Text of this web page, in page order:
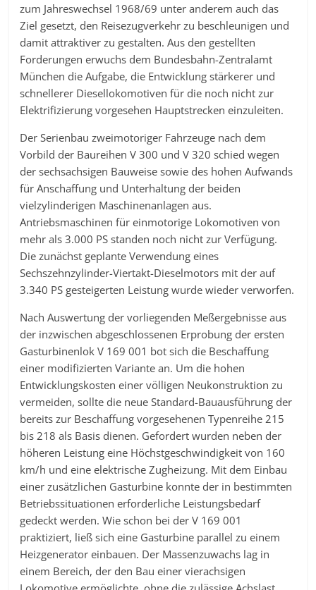
zum Jahreswechsel 1968/69 unter anderem auch das
Ziel gesetzt, den Reisezugverkehr zu beschleunigen und
damit attraktiver zu gestalten. Aus den gestellten
Forderungen erwuchs dem Bundesbahn-Zentralamt
München die Aufgabe, die Entwicklung stärkerer und
schnellerer Diesellokomotiven für die noch nicht zur
Elektrifizierung vorgesehen Hauptstrecken einzuleiten.
Der Serienbau zweimotoriger Fahrzeuge nach dem
Vorbild der Baureihen V 300 und V 320 schied wegen
der sechsachsigen Bauweise sowie des hohen Aufwands
für Anschaffung und Unterhaltung der beiden
vielzylinderigen Maschinenanlagen aus.
Antriebsmaschinen für einmotorige Lokomotiven von
mehr als 3.000 PS standen noch nicht zur Verfügung.
Die zunächst geplante Verwendung eines
Sechszehnzylinder-Viertakt-Dieselmotors mit der auf
3.340 PS gesteigerten Leistung wurde wieder verworfen.
Nach Auswertung der vorliegenden Meßergebnisse aus
der inzwischen abgeschlossenen Erprobung der ersten
Gasturbinenlok V 169 001 bot sich die Beschaffung
einer modifizierten Variante an. Um die hohen
Entwicklungskosten einer völligen Neukonstruktion zu
vermeiden, sollte die neue Standard-Bauausführung der
bereits zur Beschaffung vorgesehenen Typenreihe 215
bis 218 als Basis dienen. Gefordert wurden neben der
höheren Leistung eine Höchstgeschwindigkeit von 160
km/h und eine elektrische Zugheizung. Mit dem Einbau
einer zusätzlichen Gasturbine konnte der in bestimmten
Betriebssituationen erforderliche Leistungsbedarf
gedeckt werden. Wie schon bei der V 169 001
praktiziert, ließ sich eine Gasturbine parallel zu einem
Heizgenerator einbauen. Der Massenzuwachs lag in
einem Bereich, der den Bau einer vierachsigen